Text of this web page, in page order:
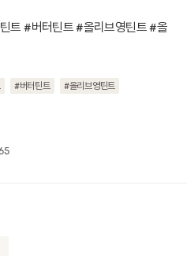
트 #버터틴트 #올리브영틴트 #올
#버터틴트 #올리브영틴트